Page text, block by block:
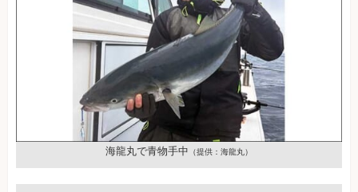
海龍丸で青物手中 （提供：海龍丸）